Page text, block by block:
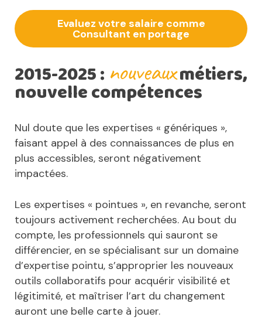
Evaluez votre salaire comme
Consultant en portage
2015-2025 : nouveauxmétiers,
nouvelle compétences
Nul doute que les expertises « génériques »,
faisant appel à des connaissances de plus en
plus accessibles, seront négativement
impactées.
Les expertises « pointues », en revanche, seront
toujours activement recherchées. Au bout du
compte, les professionnels qui sauront se
différencier, en se spécialisant sur un domaine
d’expertise pointu, s’approprier les nouveaux
outils collaboratifs pour acquérir visibilité et
légitimité, et maîtriser l’art du changement
auront une belle carte à jouer.